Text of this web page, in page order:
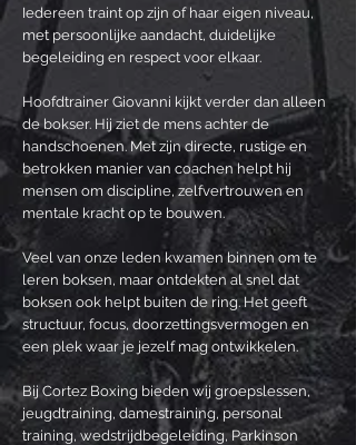
Iedereen traint op zijn of haar eigen niveau,
met persoonlijke aandacht, duidelijke
begeleiding en respect voor elkaar.
Hoofdtrainer Giovanni kijkt verder dan alleen
de bokser. Hij ziet de mens achter de
handschoenen. Met zijn directe, rustige en
betrokken manier van coachen helpt hij
mensen om discipline, zelfvertrouwen en
mentale kracht op te bouwen.
Veel van onze leden kwamen binnen om te
leren boksen, maar ontdekten al snel dat
boksen ook helpt buiten de ring. Het geeft
structuur, focus, doorzettingsvermogen en
een plek waar je jezelf mag ontwikkelen.
Bij Cortez Boxing bieden wij groepslessen,
jeugdtraining, damestraining, personal
training, wedstrijdbegeleiding, Parkinson